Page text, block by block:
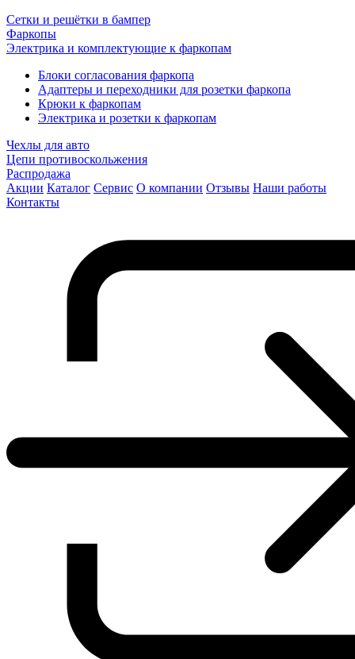
Сетки и решётки в бампер
Фаркопы
Электрика и комплектующие к фаркопам
Блоки согласования фаркопа
Адаптеры и переходники для розетки фаркопа
Крюки к фаркопам
Электрика и розетки к фаркопам
Чехлы для авто
Цепи противоскольжения
Распродажа
Акции Каталог Сервис О компании Отзывы Наши работы
Контакты